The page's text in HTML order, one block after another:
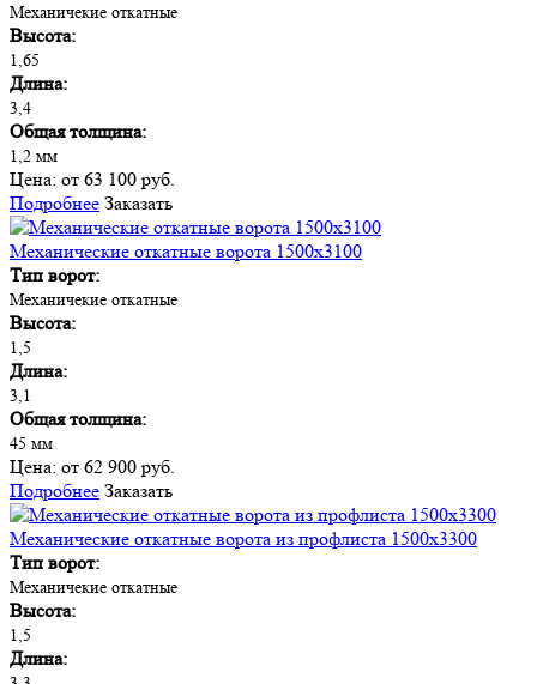
Механичекие откатные
Высота:
1,65
Длина:
3,4
Общая толщина:
1,2 мм
Цена: от 63 100 руб.
Подробнее Заказать
Механические откатные ворота 1500х3100
Тип ворот:
Механичекие откатные
Высота:
1,5
Длина:
3,1
Общая толщина:
45 мм
Цена: от 62 900 руб.
Подробнее Заказать
Механические откатные ворота из профлиста 1500х3300
Тип ворот:
Механичекие откатные
Высота:
1,5
Длина: